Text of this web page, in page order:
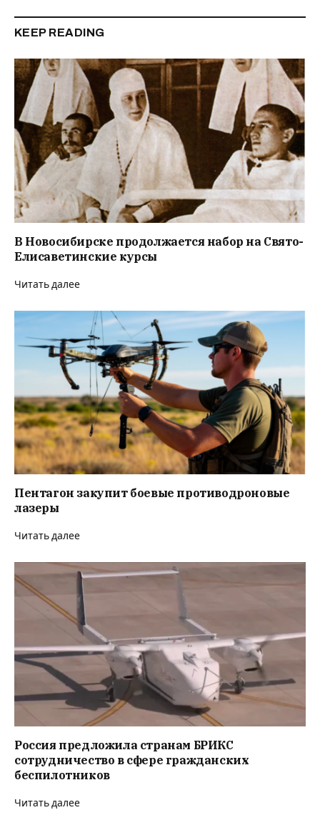
KEEP READING
В Новосибирске продолжается набор на Свято-
Елисаветинские курсы
Читать далее
Пентагон закупит боевые противодроновые
лазеры
Читать далее
Россия предложила странам БРИКС
сотрудничество в сфере гражданских
беспилотников
Читать далее